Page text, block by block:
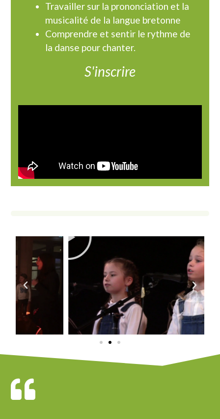
Travailler sur la prononciation et la
musicalité de la langue bretonne
Comprendre et sentir le rythme de
la danse pour chanter.
S'inscrire